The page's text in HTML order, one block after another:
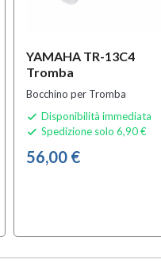
YAMAHA TR-13C4
Tromba
Bocchino per Tromba
 Disponibilità immediata
 Spedizione solo 6,90 €
56,00 €